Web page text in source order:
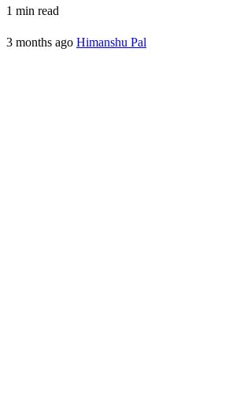
1 min read
3 months ago Himanshu Pal